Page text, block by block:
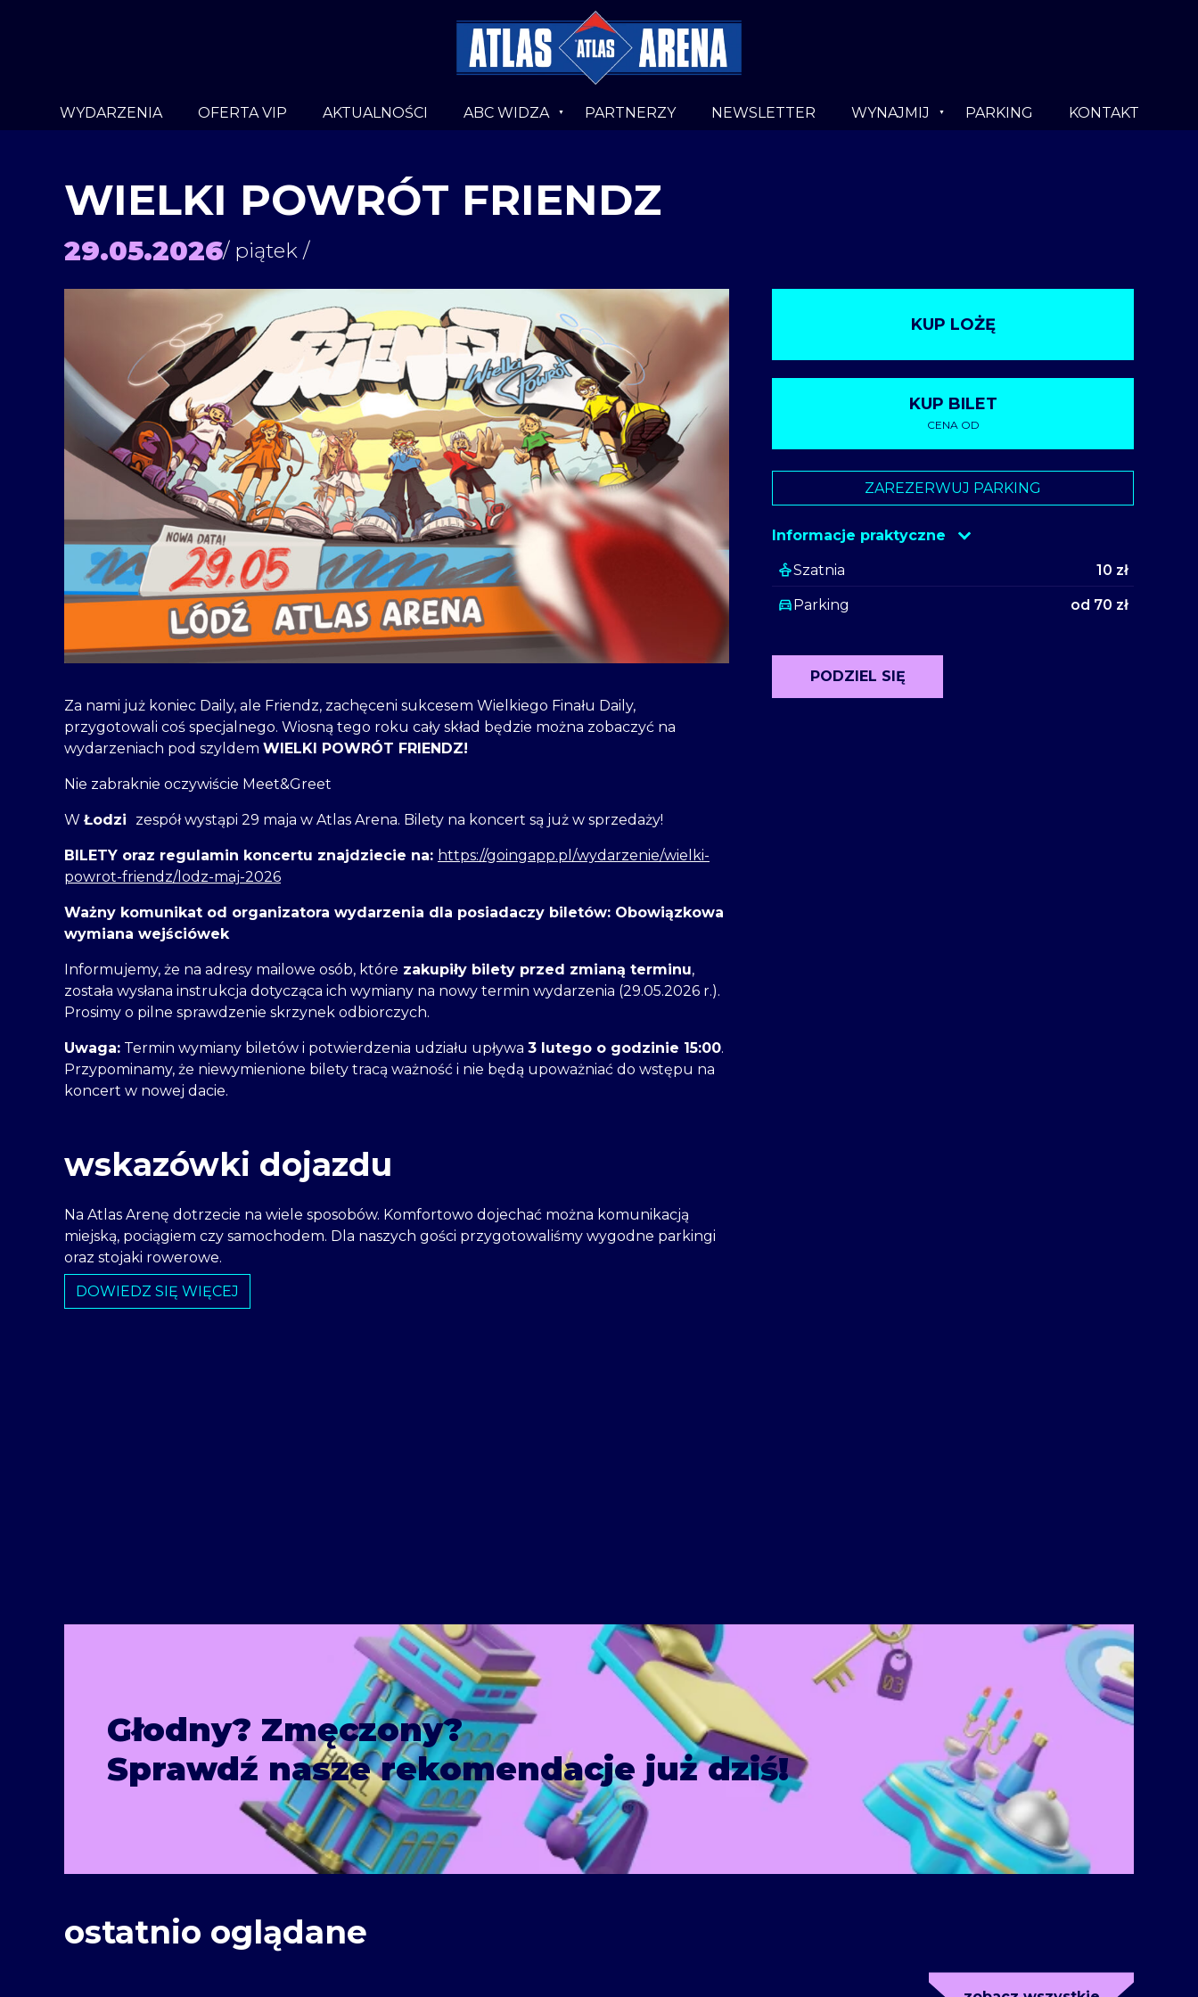
WYDARZENIA OFERTA VIP AKTUALNOŚCI ABC WIDZA PARTNERZY NEWSLETTER WYNAJMIJ PARKING KONTAKT
WIELKI POWRÓT FRIENDZ
29.05.2026/ piątek /
Za nami już koniec Daily, ale Friendz, zachęceni sukcesem Wielkiego Finału Daily,
przygotowali coś specjalnego. Wiosną tego roku cały skład będzie można zobaczyć na
wydarzeniach pod szyldem WIELKI POWRÓT FRIENDZ!
Nie zabraknie oczywiście Meet&Greet
W Łodzi zespół wystąpi 29 maja w Atlas Arena. Bilety na koncert są już w sprzedaży!
BILETY oraz regulamin koncertu znajdziecie na: https://goingapp.pl/wydarzenie/wielki-
powrot-friendz/lodz-maj-2026
Ważny komunikat od organizatora wydarzenia dla posiadaczy biletów: Obowiązkowa
wymiana wejściówek
Informujemy, że na adresy mailowe osób, które zakupiły bilety przed zmianą terminu,
została wysłana instrukcja dotycząca ich wymiany na nowy termin wydarzenia (29.05.2026 r.).
Prosimy o pilne sprawdzenie skrzynek odbiorczych.
Uwaga: Termin wymiany biletów i potwierdzenia udziału upływa 3 lutego o godzinie 15:00.
Przypominamy, że niewymienione bilety tracą ważność i nie będą upoważniać do wstępu na
koncert w nowej dacie.
wskazówki dojazdu
Na Atlas Arenę dotrzecie na wiele sposobów. Komfortowo dojechać można komunikacją
miejską, pociągiem czy samochodem. Dla naszych gości przygotowaliśmy wygodne parkingi
oraz stojaki rowerowe.
DOWIEDZ SIĘ WIĘCEJ
KUP LOŻĘ
KUP BILET
CENA OD
going
ZAREZERWUJ PARKING
Informacje praktyczne
Szatnia 10 zł
Parking od 70 zł
PODZIEL SIĘ
Głodny? Zmęczony?
Sprawdź nasze rekomendacje już dziś!
ostatnio oglądane